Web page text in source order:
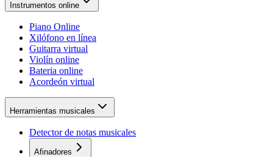
Instrumentos online
Piano Online
Xilófono en línea
Guitarra virtual
Violín online
Bateria online
Acordeón virtual
Herramientas musicales
Detector de notas musicales
Afinadores